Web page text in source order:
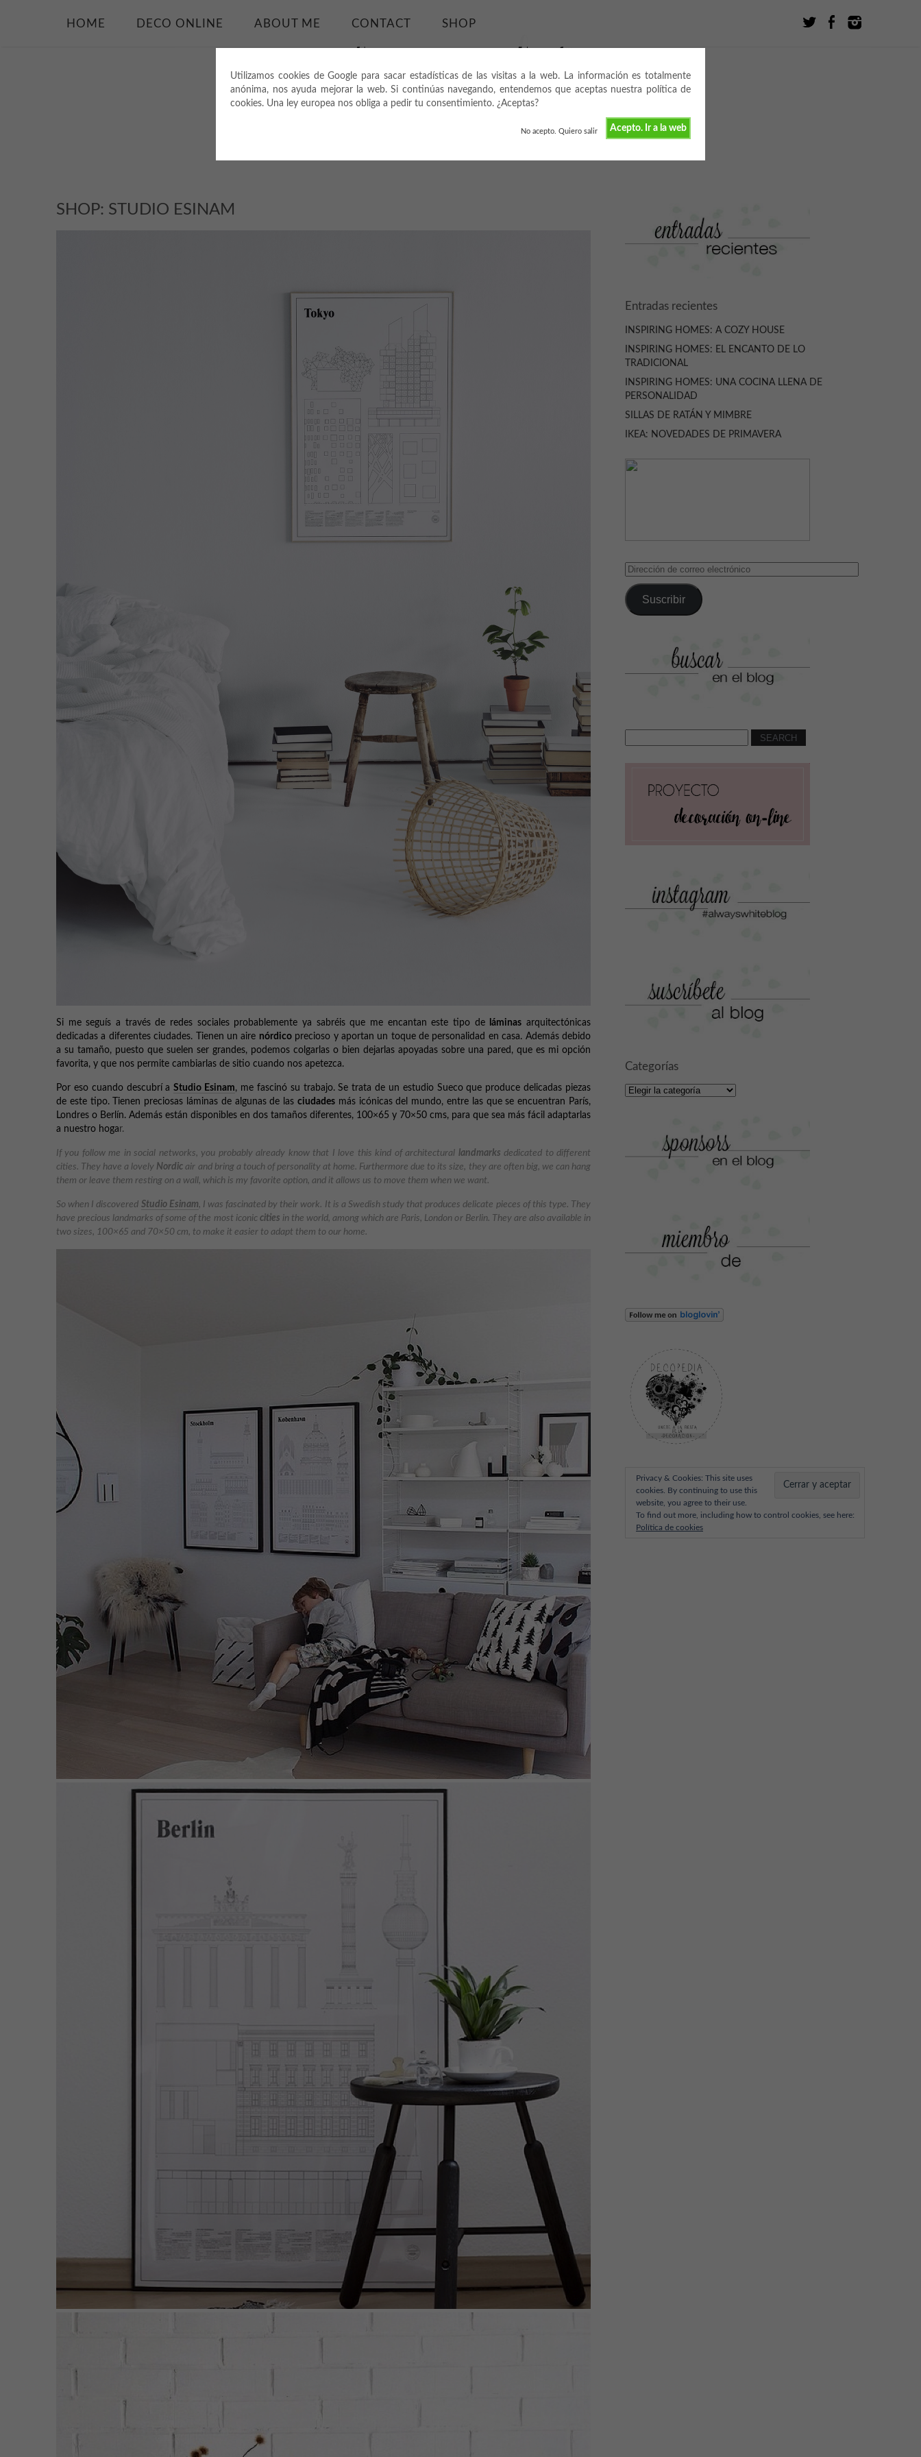
Utilizamos cookies de Google para sacar estadísticas de las visitas a la web. La información es totalmente
anónima, nos ayuda mejorar la web. Si continúas navegando, entendemos que aceptas nuestra política de
cookies. Una ley europea nos obliga a pedir tu consentimiento. ¿Aceptas?
Acepto. Ir a la web
No acepto. Quiero salir
HOME DECO ONLINE ABOUT ME CONTACT SHOP
SHOP: STUDIO ESINAM
Si me seguís a través de redes sociales probablemente ya sabréis que me encantan este tipo de láminas arquitectónicas
dedicadas a diferentes ciudades. Tienen un aire nórdicoprecioso y aportan un toque de personalidad en casa. Además debido
a su tamaño, puesto que suelen ser grandes, podemos colgarlas o bien dejarlas apoyadas sobre una pared, que es mi opción
favorita, y que nos permite cambiarlas de sitio cuando nos apetezca.
Por eso cuando descubrí aStudio Esinam, me fascinó su trabajo. Se trata de un estudio Sueco que produce delicadas piezas
de este tipo. Tienen preciosas láminas de algunas de las ciudades más icónicas del mundo, entre las que se encuentran París,
Londres o Berlín. Además están disponibles en dos tamaños diferentes, 100×65 y 70×50 cms, para que sea más fácil adaptarlas
a nuestro hogar.
If you follow me in social networks, you probably already know that I love this kind of architectural landmarks dedicated to different
cities. They have a lovely Nordic air and bring a touch of personality at home. Furthermore due to its size, they are often big, we can hang
them or leave them resting on a wall, which is my favorite option, and it allows us to move them when we want.
So when I discovered Studio Esinam, I was fascinated by their work. It is a Swedish study that produces delicate pieces of this type. They
have precious landmarks of some of the most iconic cities in the world, among which are Paris, London or Berlin. They are also available in
two sizes, 100×65 and 70×50 cm, to make it easier to adapt them to our home.
Entradas recientes
INSPIRING HOMES: A COZY HOUSE
INSPIRING HOMES: EL ENCANTO DE LO
TRADICIONAL
INSPIRING HOMES: UNA COCINA LLENA DE
PERSONALIDAD
SILLAS DE RATÁN Y MIMBRE
IKEA: NOVEDADES DE PRIMAVERA
Dirección
correo
electrónico
Suscribir
Categorías
Categorías
Privacy & Cookies: This site uses
cookies. By continuing to use this
website, you agree to their use.
To find out more, including how to control cookies, see here:
Política de cookies